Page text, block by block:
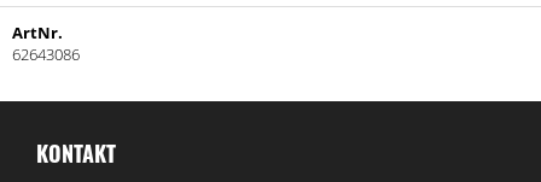
ArtNr.
62643086
KONTAKT